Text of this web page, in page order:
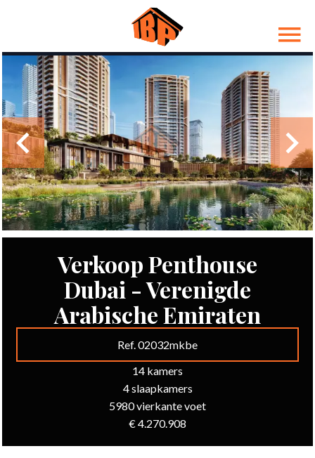
Verkoop Penthouse
Dubai - Verenigde
Arabische Emiraten
Ref. 02032mkbe
14 kamers
4 slaapkamers
5980 vierkante voet
€ 4.270.908